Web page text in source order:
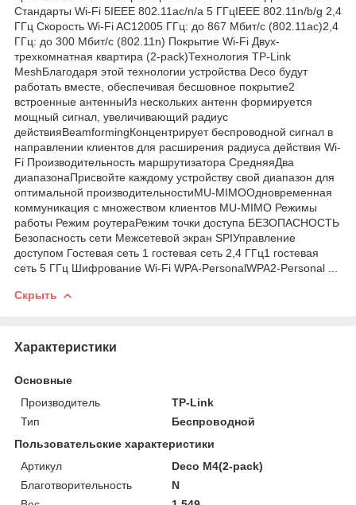
Стандарты Wi-Fi 5IEEE 802.11ac/n/a 5 ГГцIEEE 802.11n/b/g 2,4
ГГц Скорость Wi-Fi AC12005 ГГц: до 867 Мбит/с (802.11ac)2,4
ГГц: до 300 Мбит/с (802.11n) Покрытие Wi-Fi Двух-
трехкомнатная квартира (2-pack)Технология TP-Link
MeshБлагодаря этой технологии устройства Deco будут
работать вместе, обеспечивая бесшовное покрытие2
встроенные антенныИз нескольких антенн формируется
мощный сигнал, увеличивающий радиус
действияBeamformingКонцентрирует беспроводной сигнал в
направлении клиентов для расширения радиуса действия Wi-
Fi Производительность маршрутизатора СредняяДва
диапазонаПрисвойте каждому устройству свой диапазон для
оптимальной производительностиMU-MIMOОдновременная
коммуникация с множеством клиентов MU-MIMO Режимы
работы Режим роутераРежим точки доступа БЕЗОПАСНОСТЬ
Безопасность сети Межсетевой экран SPIУправление
доступом Гостевая сеть 1 гостевая сеть 2,4 ГГц1 гостевая
сеть 5 ГГц Шифрование Wi-Fi WPA-PersonalWPA2-Personal ...
Скрыть
Характеристики
Основные
Производитель
TP-Link
Тип
Беспроводной
Пользовательские характеристики
Артикул
Deco M4(2-pack)
Благотворительность
N